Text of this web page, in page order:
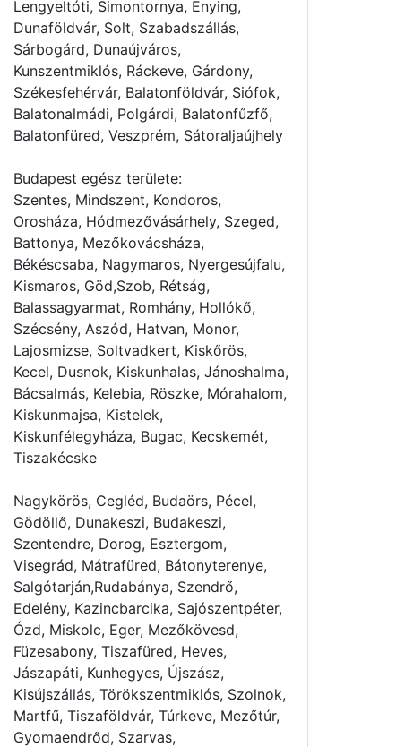
Lengyeltóti, Simontornya, Enying,
Dunaföldvár, Solt, Szabadszállás,
Sárbogárd, Dunaújváros,
Kunszentmiklós, Ráckeve, Gárdony,
Székesfehérvár, Balatonföldvár, Siófok,
Balatonalmádi, Polgárdi, Balatonfűzfő,
Balatonfüred, Veszprém, Sátoraljaújhely
Budapest egész területe:
Szentes, Mindszent, Kondoros,
Orosháza, Hódmezővásárhely, Szeged,
Battonya, Mezőkovácsháza,
Békéscsaba, Nagymaros, Nyergesújfalu,
Kismaros, Göd,Szob, Rétság,
Balassagyarmat, Romhány, Hollókő,
Szécsény, Aszód, Hatvan, Monor,
Lajosmizse, Soltvadkert, Kiskőrös,
Kecel, Dusnok, Kiskunhalas, Jánoshalma,
Bácsalmás, Kelebia, Röszke, Mórahalom,
Kiskunmajsa, Kistelek,
Kiskunfélegyháza, Bugac, Kecskemét,
Tiszakécske
Nagykörös, Cegléd, Budaörs, Pécel,
Gödöllő, Dunakeszi, Budakeszi,
Szentendre, Dorog, Esztergom,
Visegrád, Mátrafüred, Bátonyterenye,
Salgótarján,Rudabánya, Szendrő,
Edelény, Kazincbarcika, Sajószentpéter,
Ózd, Miskolc, Eger, Mezőkövesd,
Füzesabony, Tiszafüred, Heves,
Jászapáti, Kunhegyes, Újszász,
Kisújszállás, Törökszentmiklós, Szolnok,
Martfű, Tiszaföldvár, Túrkeve, Mezőtúr,
Gyomaendrőd, Szarvas,